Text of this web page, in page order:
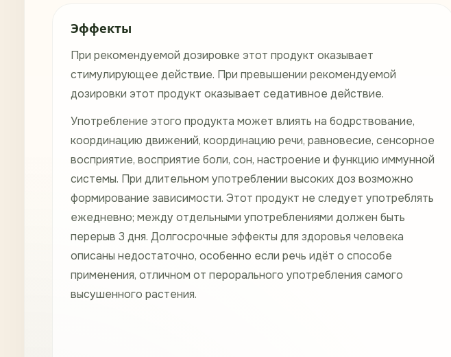
Эффекты
При рекомендуемой дозировке этот продукт оказывает
стимулирующее действие. При превышении рекомендуемой
дозировки этот продукт оказывает седативное действие.
Употребление этого продукта может влиять на бодрствование,
координацию движений, координацию речи, равновесие, сенсорное
восприятие, восприятие боли, сон, настроение и функцию иммунной
системы. При длительном употреблении высоких доз возможно
формирование зависимости. Этот продукт не следует употреблять
ежедневно; между отдельными употреблениями должен быть
перерыв 3 дня. Долгосрочные эффекты для здоровья человека
описаны недостаточно, особенно если речь идёт о способе
применения, отличном от перорального употребления самого
высушенного растения.